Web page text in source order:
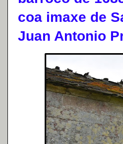
coa imaxe de
Juan Antonio